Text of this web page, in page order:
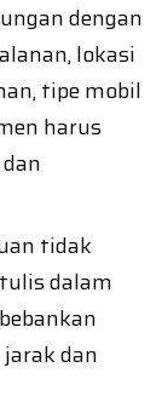
dengan
lokasi
tipe mobil
harus
tidak
dalam
dan